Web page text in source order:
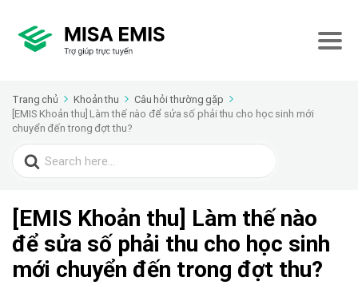
Trang chủ Khoản thu
Câu hỏi thường gặp
[EMIS Khoản thu] Làm thế nào để sửa số phải thu cho học sinh mới
chuyển đến trong đợt thu?
Search
for:
[EMIS Khoản thu] Làm thế nào
để sửa số phải thu cho học sinh
mới chuyển đến trong đợt thu?